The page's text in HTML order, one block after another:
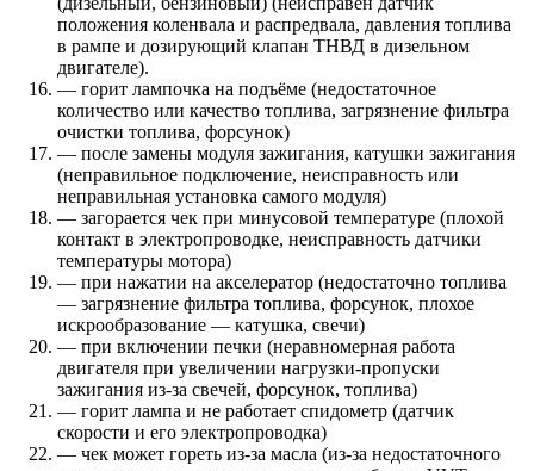
положения коленвала и распредвала, давления топлива
в рампе и дозирующий клапан ТНВД в дизельном
двигателе).
— горит лампочка на подъёме (недостаточное
количество или качество топлива, загрязнение фильтра
очистки топлива, форсунок)
— после замены модуля зажигания, катушки зажигания
(неправильное подключение, неисправность или
неправильная установка самого модуля)
— загорается чек при минусовой температуре (плохой
контакт в электропроводке, неисправность датчики
температуры мотора)
— при нажатии на акселератор (недостаточно топлива
— загрязнение фильтра топлива, форсунок, плохое
искрообразование — катушка, свечи)
— при включении печки (неравномерная работа
двигателя при увеличении нагрузки-пропуски
зажигания из-за свечей, форсунок, топлива)
— горит лампа и не работает спидометр (датчик
скорости и его электропроводка)
— чек может гореть из-за масла (из-за недостаточного